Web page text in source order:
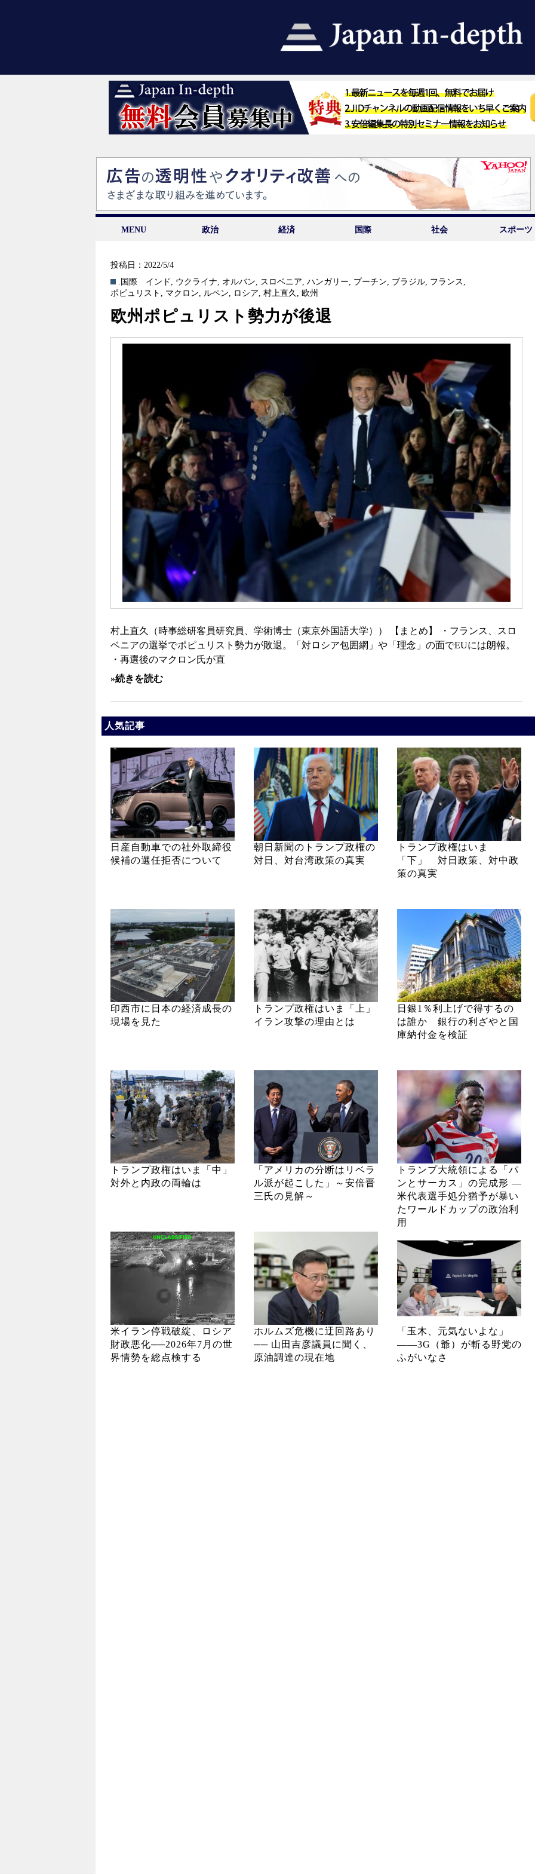
MENU 政治 経済 国際 社会 スポーツ
投稿日：2022/5/4
.国際
インド , ウクライナ, オルバン, スロベニア,ハンガリー, プーチン, ブラジル, フランス ,
ポピュリスト , マクロン, ルペン, ロシア, 村上直久 , 欧州
欧州ポピュリスト勢力が後退
村上直久（時事総研客員研究員、学術博士（東京外国語大学）） 【まとめ】 ・フランス、スロ
ベニアの選挙でポピュリスト勢力が敗退。「対ロシア包囲網」や「理念」の面でEUには朗報。
・再選後のマクロン氏が直
»続きを読む
人気記事
日産自動車での社外取締役
候補の選任拒否について
朝日新聞のトランプ政権の
対日、対台湾政策の真実
トランプ政権はいま
「下」 対日政策、対中政
策の真実
印西市に日本の経済成長の
現場を見た
トランプ政権はいま「上」
イラン攻撃の理由とは
日銀1％利上げで得するの
は誰か 銀行の利ざやと国
庫納付金を検証
トランプ政権はいま「中」
対外と内政の両輪は
「アメリカの分断はリベラ
ル派が起こした」～安倍晋
三氏の見解～
トランプ大統領による「パ
ンとサーカス」の完成形 ―
米代表選手処分猶予が暴い
たワールドカップの政治利
用
米イラン停戦破綻、ロシア
財政悪化──2026年7月の世
界情勢を総点検する
ホルムズ危機に迂回路あり
── 山田吉彦議員に聞く、
原油調達の現在地
「玉木、元気ないよな」
――3G（爺）が斬る野党の
ふがいなさ